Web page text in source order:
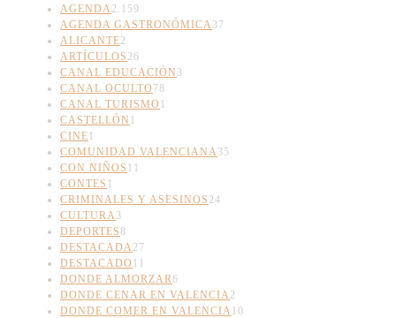
AGENDA2.159
AGENDA GASTRONÓMICA37
ALICANTE2
ARTÍCULOS 26
CANAL EDUCACIÓN 3
CANAL OCULTO 78
CANAL TURISMO 1
CASTELLÓN 1
CINE1
COMUNIDAD VALENCIANA35
CON NIÑOS 11
CONTES 1
CRIMINALES Y ASESINOS 24
CULTURA3
DEPORTES8
DESTACADA27
DESTACADO 11
DONDE ALMORZAR6
DONDE CENAR EN VALENCIA2
DONDE COMER EN VALENCIA10